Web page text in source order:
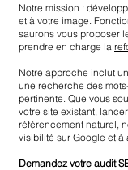
Notre mission :
et à votre image.
saurons vous proposer
prendre en charge la
Notre approche inclut
une recherche des
pertinente. Que vous
votre site existant,
référencement naturel,
visibilité sur Google et à
Demandez votreaudit